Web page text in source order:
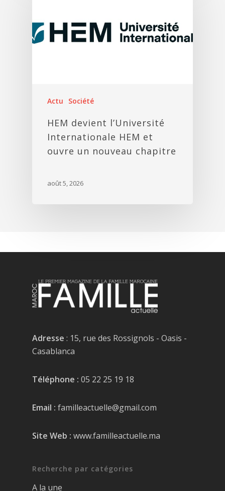
Actu Société
HEM devient l’Université
Internationale HEM et
ouvre un nouveau chapitre
août 5, 2026
Adresse : 15, rue des Rossignols - Oasis -
Casablanca
Téléphone : 05 22 25 19 18
Email : familleactuelle@gmail.com
Site Web : www.familleactuelle.ma
Recherche par catégories
A la une